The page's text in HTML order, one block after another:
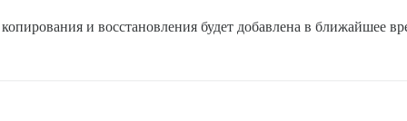
и восстановления будет добавлена в ближайшее